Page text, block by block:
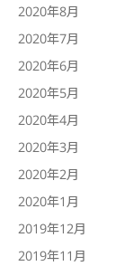
2020年8月
2020年7月
2020年6月
2020年5月
2020年4月
2020年3月
2020年2月
2020年1月
2019年12月
2019年11月